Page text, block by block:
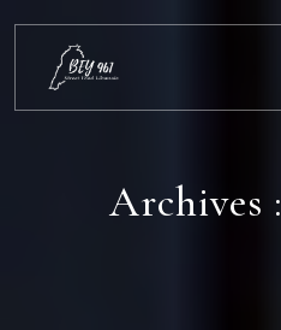
Archives :